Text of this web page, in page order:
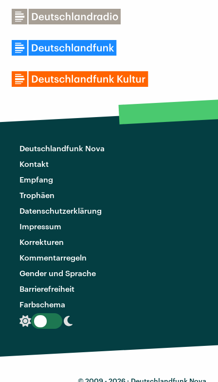
Deutschlandfunk Nova
Kontakt
Empfang
Trophäen
Datenschutzerklärung
Impressum
Korrekturen
Kommentarregeln
Gender und Sprache
Barrierefreiheit
Farbschema